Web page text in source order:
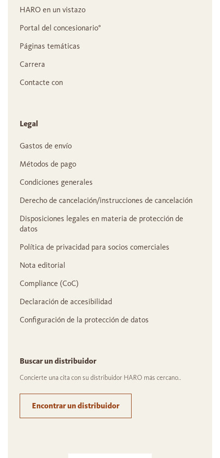
HARO en un vistazo
Portal del concesionario°
Páginas temáticas
Carrera
Contacte con
Legal
Gastos de envío
Métodos de pago
Condiciones generales
Derecho de cancelación/instrucciones de cancelación
Disposiciones legales en materia de protección de
datos
Política de privacidad para socios comerciales
Nota editorial
Compliance (CoC)
Declaración de accesibilidad
Configuración de la protección de datos
Buscar un distribuidor
Concierte una cita con su distribuidor HARO más cercano..
Encontrar un distribuidor